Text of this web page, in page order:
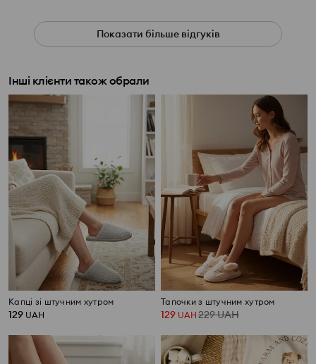
Показати більше відгуків
Інші клієнти також обрали
Капці зі штучним хутром
129 UAH
Тапочки з штучним хутром
129 UAH 229UAH